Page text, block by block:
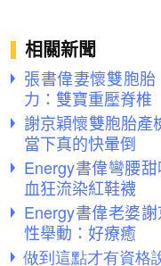
相關新聞
張書偉妻懷雙胞
力：雙寶重壓脊椎
謝京穎懷雙胞胎產
當下真的快暈倒
Energy書偉彎腰
血狂流染紅鞋襪
Energy書偉老婆
性舉動：好療癒